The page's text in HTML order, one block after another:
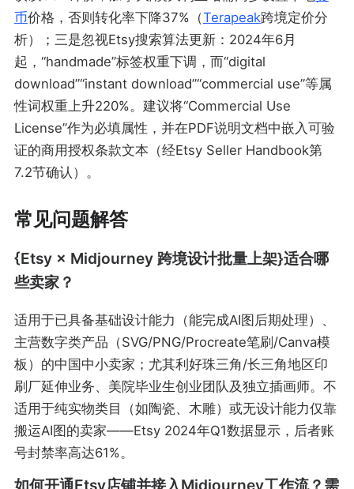
币价格，否则转化率下降37%（Terapeak跨境定价分
析）；三是忽视Etsy搜索算法更新：2024年6月
起，“handmade”标签权重下调，而“digital
download”“instant download”“commercial use”等属
性词权重上升220%。建议将“Commercial Use
License”作为必填属性，并在PDF说明文档中嵌入可验
证的商用授权条款文本（经Etsy Seller Handbook第
7.2节确认）。
常见问题解答
{Etsy × Midjourney 跨境设计批量上架}适合哪
些卖家？
适用于已具备基础设计能力（能完成AI图后期处理）、
主营数字类产品（SVG/PNG/Procreate笔刷/Canva模
板）的中国中小卖家；尤其利好珠三角/长三角地区印
刷厂延伸业务、美院毕业生创业团队及独立插画师。不
适用于纯实物类目（如陶瓷、木雕）或无设计能力仅靠
搬运AI图的卖家——Etsy 2024年Q1数据显示，后者账
号封禁率高达61%。